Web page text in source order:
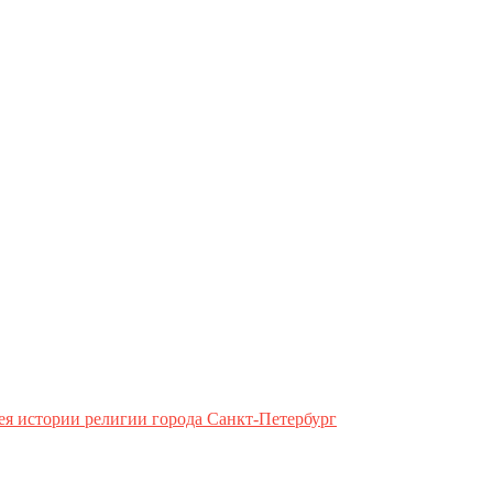
истории религии города Санкт-Петербург